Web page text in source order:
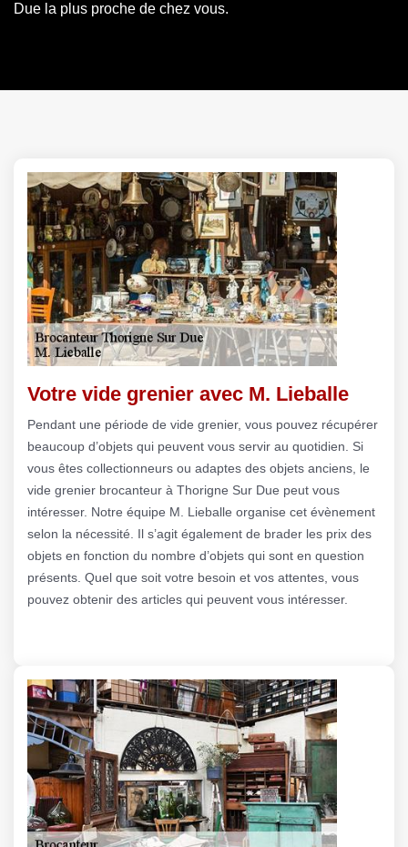
Due la plus proche de chez vous.
Votre vide grenier avec M. Lieballe
Pendant une période de vide grenier, vous pouvez récupérer
beaucoup d’objets qui peuvent vous servir au quotidien. Si
vous êtes collectionneurs ou adaptes des objets anciens, le
vide grenier brocanteur à Thorigne Sur Due peut vous
intéresser. Notre équipe M. Lieballe organise cet évènement
selon la nécessité. Il s’agit également de brader les prix des
objets en fonction du nombre d’objets qui sont en question
présents. Quel que soit votre besoin et vos attentes, vous
pouvez obtenir des articles qui peuvent vous intéresser.